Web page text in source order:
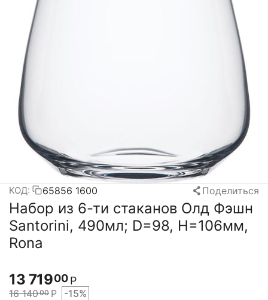
КОД: 65856 1600 Поделиться
Набор из 6-ти стаканов Олд Фэшн
Santorini, 490мл; D=98, H=106мм,
Rona
13 71900 Р
16 14000 Р
-15%